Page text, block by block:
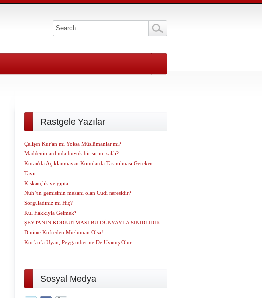
Rastgele Yazılar
Çelişen Kur'an mı Yoksa Müslümanlar mı?
Maddenin ardında büyük bir sır mı saklı?
Kuran'da Açıklanmayan Konularda Takınılması Gereken
Tavır...
Kıskançlık ve gıpta
Nuh`un gemisinin mekanı olan Cudi neresidir?
Sorguladınız mı Hiç?
Kul Hakkıyla Gelmek?
ŞEYTANIN KORKUTMASI BU DÜNYAYLA SINIRLIDIR
Dinime Küfreden Müslüman Olsa!
Kur’an’a Uyan, Peygamberine De Uymuş Olur
Sosyal Medya